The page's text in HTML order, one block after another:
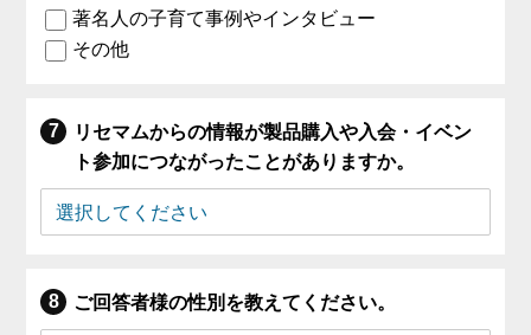
著名人の子育て事例やインタビュー
その他
リセマムからの情報が製品購入や入会・イベン
ト参加につながったことがありますか。
ご回答者様の性別を教えてください。